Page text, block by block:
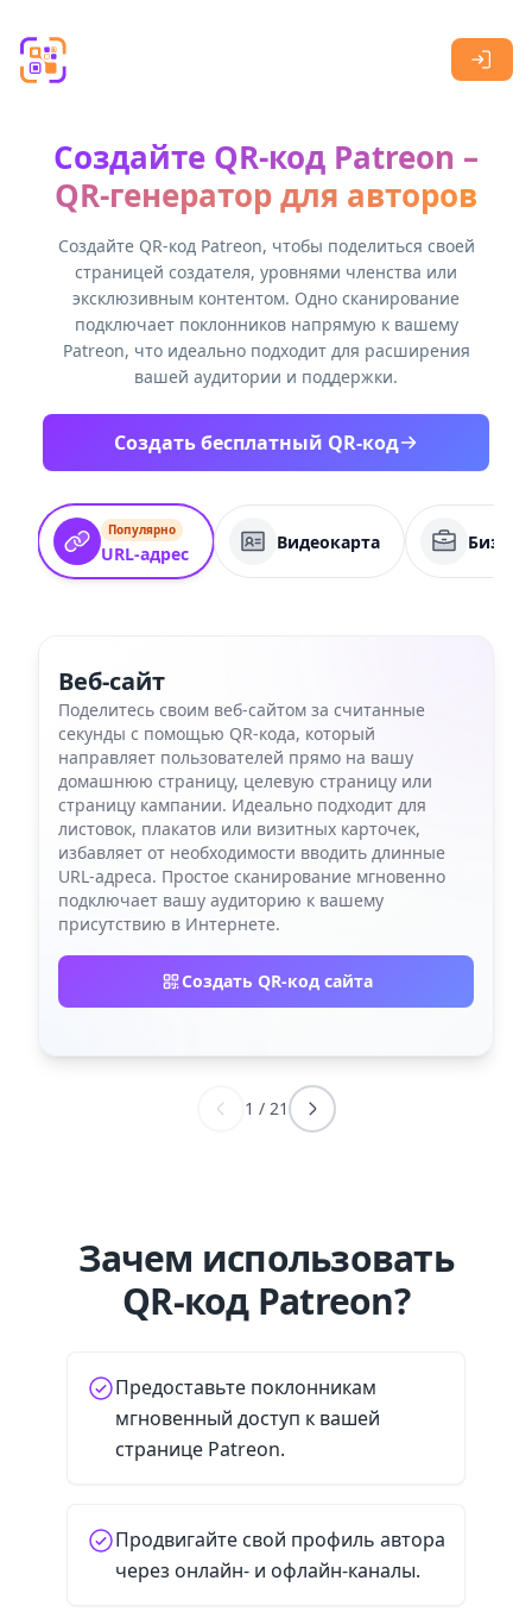
Создайте QR-код Patreon –
QR-генератор для авторов
Создайте QR-код Patreon, чтобы поделиться своей
страницей создателя, уровнями членства или
эксклюзивным контентом. Одно сканирование
подключает поклонников напрямую к вашему
Patreon, что идеально подходит для расширения
вашей аудитории и поддержки.
Создать бесплатный QR-код
Популярно
URL-адрес
Видеокарта
Веб-сайт
Поделитесь своим веб-сайтом за считанные
секунды с помощью QR-кода, который
направляет пользователей прямо на вашу
домашнюю страницу, целевую страницу или
страницу кампании. Идеально подходит для
листовок, плакатов или визитных карточек,
избавляет от необходимости вводить длинные
URL-адреса. Простое сканирование мгновенно
подключает вашу аудиторию к вашему
присутствию в Интернете.
Создать QR-код сайта
1 / 21
Зачем использовать
QR-код Patreon?
Предоставьте поклонникам
мгновенный доступ к вашей
странице Patreon.
Продвигайте свой профиль автора
через онлайн- и офлайн-каналы.